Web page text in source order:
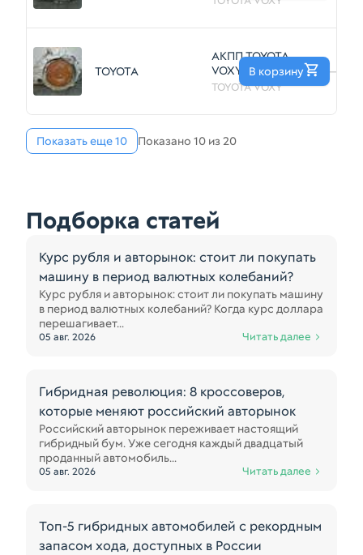
TOYOTA
АКПП TOYOTA
VOXY 1AZFSE
(Контрактный)
TOYOTA VOXY
—
В корзину
Показать еще 10 Показано 10 из 20
Подборка статей
Курс рубля и авторынок: стоит ли покупать
машину в период валютных колебаний?
Курс рубля и авторынок: стоит ли покупать машину
в период валютных колебаний? Когда курс доллара
перешагивает...
05 авг. 2026 Читать далее
Гибридная революция: 8 кроссоверов,
которые меняют российский авторынок
Российский авторынок переживает настоящий
гибридный бум. Уже сегодня каждый двадцатый
проданный автомобиль...
05 авг. 2026 Читать далее
Топ-5 гибридных автомобилей с рекордным
запасом хода, доступных в России